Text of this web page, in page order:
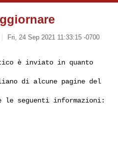
Fri, 24 Sep 2021 11:33:15 -0700
è inviato in quanto
di alcune pagine del
seguenti informazioni: